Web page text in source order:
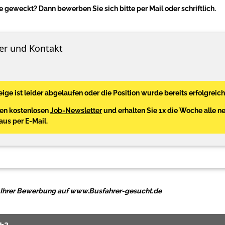
geweckt? Dann bewerben Sie sich bitte per Mail oder schriftlich.
und Kontakt
ist leider abgelaufen oder die Position wurde bereits
kostenlosenJob-Newsletterund erhalten Sie 1x die Woche alle
per E-Mail.
Bewerbung auf www.Busfahrer-gesucht.de